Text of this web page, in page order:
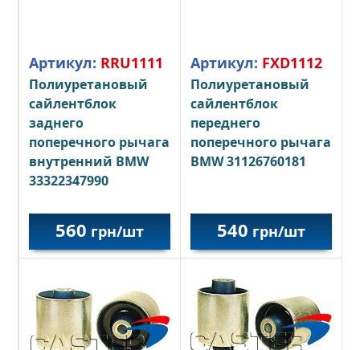
Артикул: RRU1111
Полиуретановый
сайлентблок
заднего
поперечного рычага
внутренний BMW
33322347990
560 грн/шт
Артикул: FXD1112
Полиуретановый
сайлентблок
переднего
поперечного рычага
BMW 31126760181
540 грн/шт